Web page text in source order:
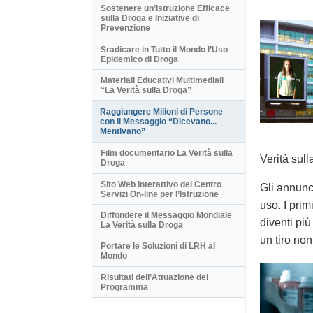
Verità
Gli
uso. I
diventi più
un tiro
Sostenere un’Istruzione Efficace
sulla Droga e Iniziative di
Prevenzione
Sradicare in Tutto il Mondo l’Uso
Epidemico di Droga
Materiali Educativi Multimediali
“La Verità sulla Droga”
Raggiungere Milioni di Persone
con il Messaggio “Dicevano...
Mentivano”
Film documentario La Verità sulla
Droga
Sito Web Interattivo del Centro
Servizi On-line per l’Istruzione
Diffondere il Messaggio Mondiale
La Verità sulla Droga
Portare le Soluzioni di LRH al
Mondo
Risultati dell’Attuazione del
Programma